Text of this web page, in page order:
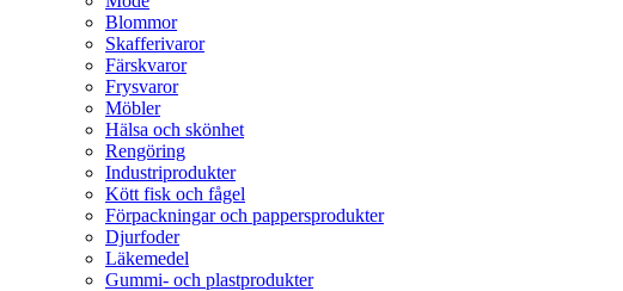
Blommor
Skafferivaror
Färskvaror
Frysvaror
Möbler
Hälsa och skönhet
Rengöring
Industriprodukter
Kött fisk och fågel
Förpackningar och pappersprodukter
Djurfoder
Läkemedel
Gummi- och plastprodukter